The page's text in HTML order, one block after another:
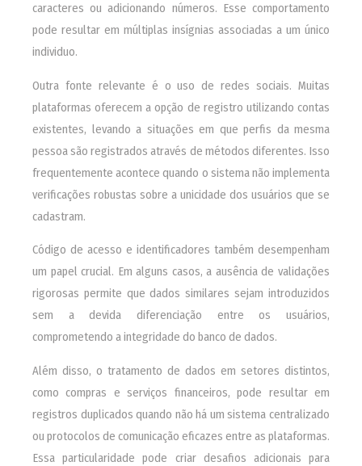
caracteres ou adicionando números. Esse comportamento
pode resultar em múltiplas insígnias associadas a um único
individuo.
Outra fonte relevante é o uso de redes sociais. Muitas
plataformas oferecem a opção de registro utilizando contas
existentes, levando a situações em que perfis da mesma
pessoa são registrados através de métodos diferentes. Isso
frequentemente acontece quando o sistema não implementa
verificações robustas sobre a unicidade dos usuários que se
cadastram.
Código de acesso e identificadores também desempenham
um papel crucial. Em alguns casos, a ausência de validações
rigorosas permite que dados similares sejam introduzidos
sem a devida diferenciação entre os usuários,
comprometendo a integridade do banco de dados.
Além disso, o tratamento de dados em setores distintos,
como compras e serviços financeiros, pode resultar em
registros duplicados quando não há um sistema centralizado
ou protocolos de comunicação eficazes entre as plataformas.
Essa particularidade pode criar desafios adicionais para